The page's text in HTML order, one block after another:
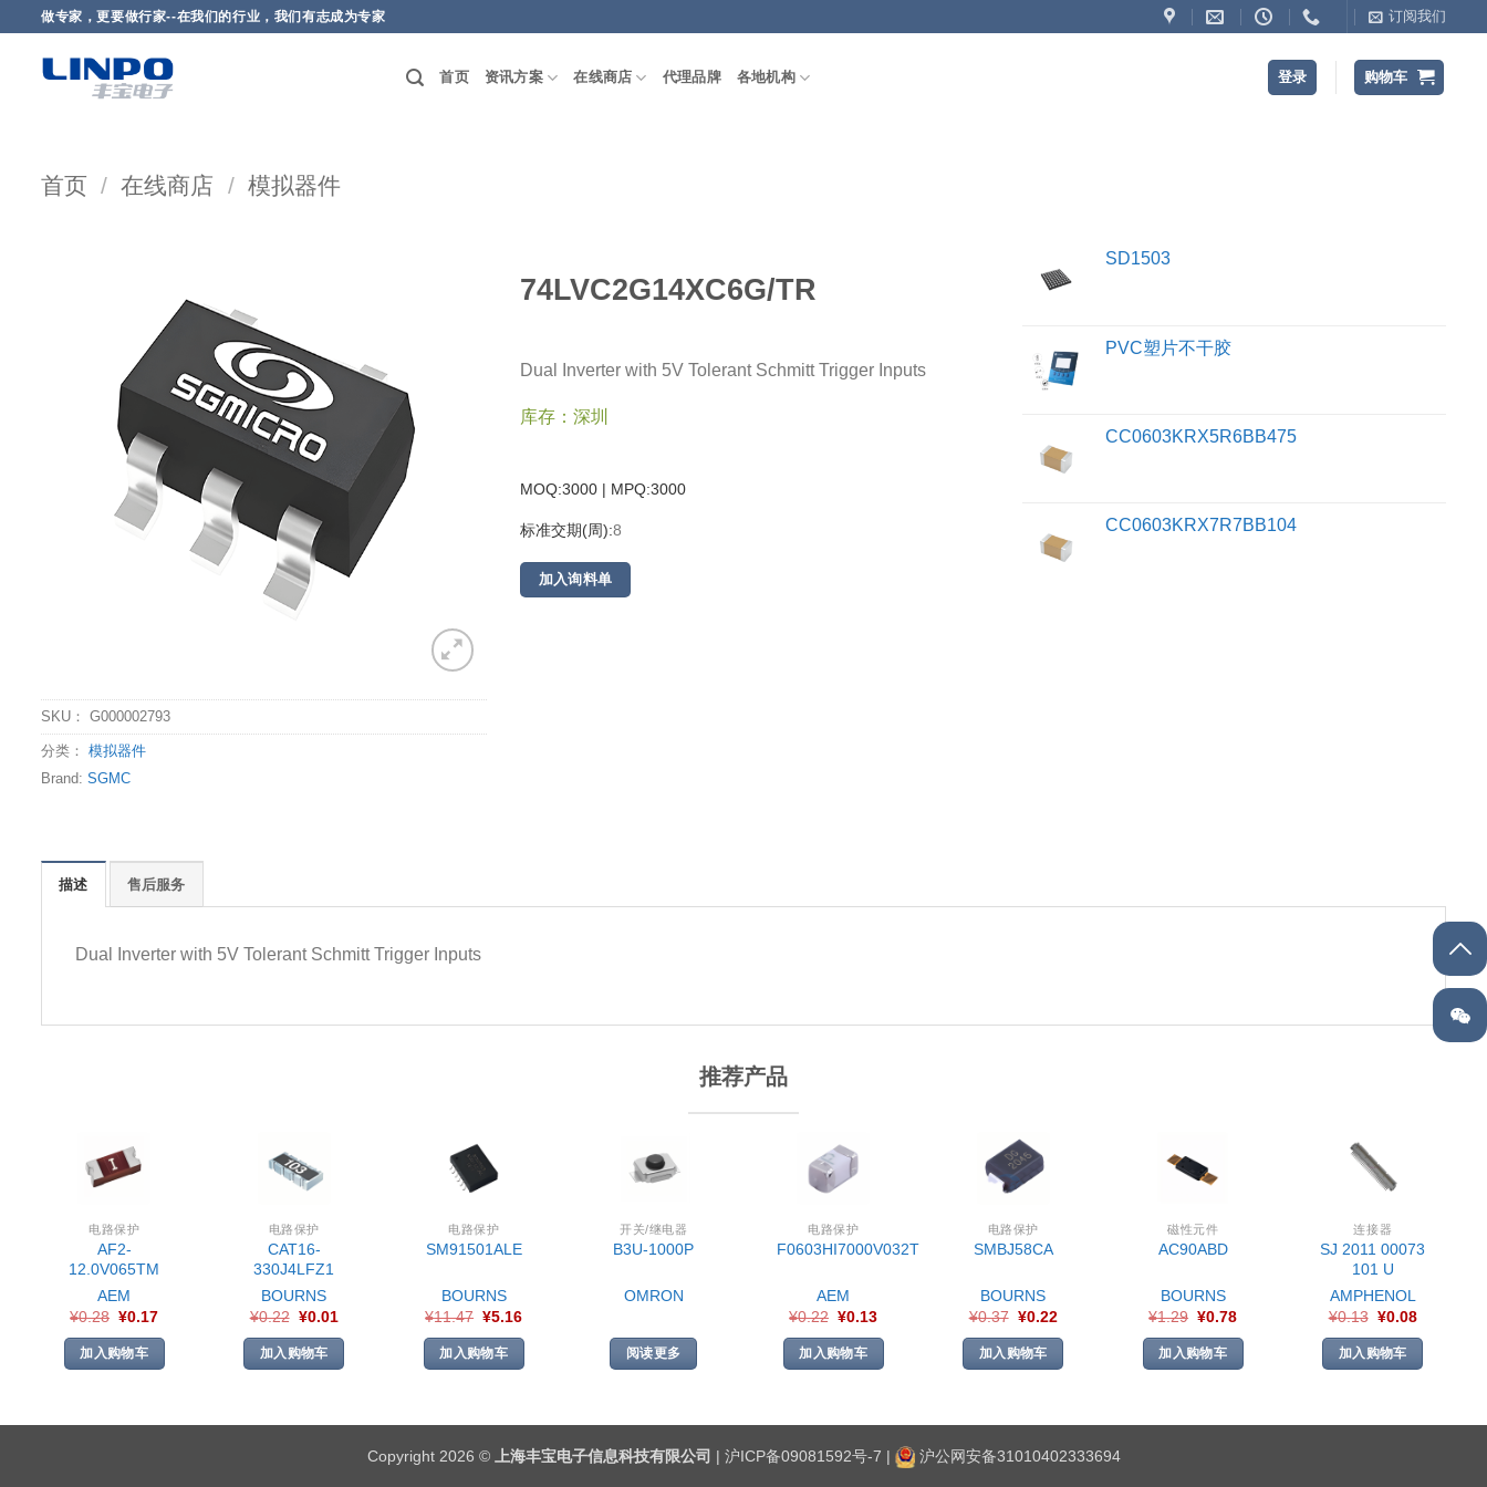
做专家，更要做行家--在我们的行业，我们有志成为专家 订阅我们
首页 资讯方案 在线商店 代理品牌 各地机构 登录 购物车
首页 / 在线商店 / 模拟器件
SKU： G000002793
分类： 模拟器件
Brand: SGMC
74LVC2G14XC6G/TR
Dual Inverter with 5V Tolerant Schmitt Trigger Inputs
库存：深圳
MOQ:3000 | MPQ:3000
标准交期(周):8
加入询料单
SD1503
PVC塑片不干胶
CC0603KRX5R6BB475
CC0603KRX7R7BB104
描述 售后服务
Dual Inverter with 5V Tolerant Schmitt Trigger Inputs
推荐产品
电路保护
AF2-
12.0V065TM
AEM
¥0.28 ¥0.17
加入购物车
电路保护
CAT16-
330J4LFZ1
BOURNS
¥0.22 ¥0.01
加入购物车
电路保护
SM91501ALE
BOURNS
¥11.47 ¥5.16
加入购物车
开关/继电器
B3U-1000P
OMRON
阅读更多
电路保护
F0603HI7000V032T
AEM
¥0.22 ¥0.13
加入购物车
电路保护
SMBJ58CA
BOURNS
¥0.37 ¥0.22
加入购物车
磁性元件
AC90ABD
BOURNS
¥1.29 ¥0.78
加入购物车
连接器
SJ 2011 00073
101 U
AMPHENOL
¥0.13 ¥0.08
加入购物车
Copyright 2026 © 上海丰宝电子信息科技有限公司 | 沪ICP备09081592号-7 | 沪公网安备31010402333694